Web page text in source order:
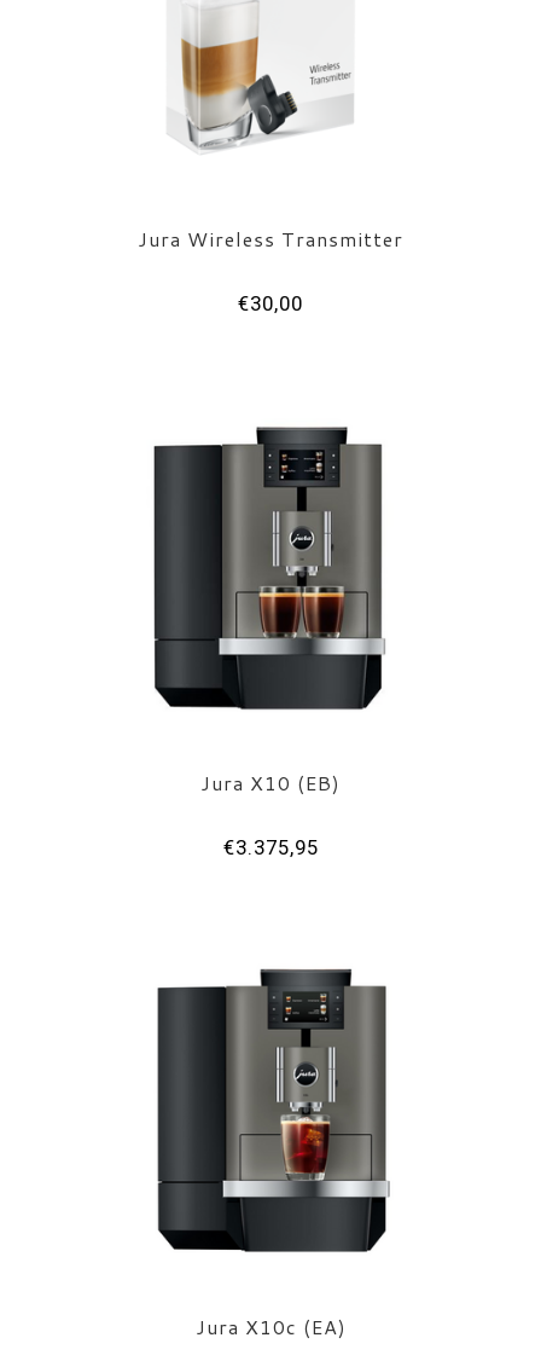
Jura Wireless Transmitter
€30,00
Jura X10 (EB)
€3.375,95
Jura X10c (EA)